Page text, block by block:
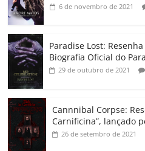
6 de novembro de 2021
Paradise Lost:
Biografia Oficial do
29 de outubro de 2021
Cannnibal Corpse:
Carnificina”, lançado
26 de setembro de 2021